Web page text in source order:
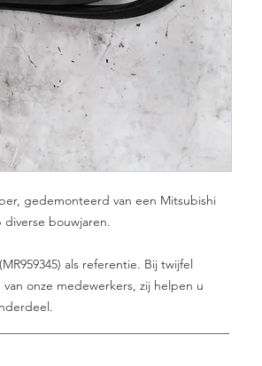
gedemonteerd van een Mitsubishi
diverse bouwjaren.
als referentie. Bij twijfel
onze medewerkers, zij helpen u